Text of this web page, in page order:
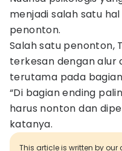
menjadi salah satu
penonton.
Salah satu penonton,
terkesan dengan
terutama pada
“Di bagian ending
harus nonton dan
katanya.
This article is written by